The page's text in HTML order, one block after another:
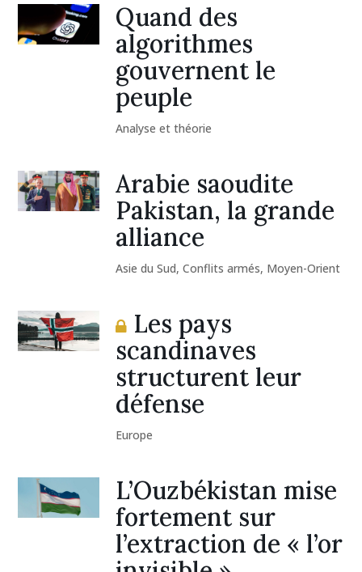
Quand des
algorithmes
gouvernent le
peuple
Analyse et théorie
Arabie saoudite
Pakistan, la grande
alliance
Asie du Sud,Conflits armés, Moyen-Orient
Les pays
scandinaves
structurent leur
défense
Europe
L’Ouzbékistan mise
fortement sur
l’extraction de « l’or